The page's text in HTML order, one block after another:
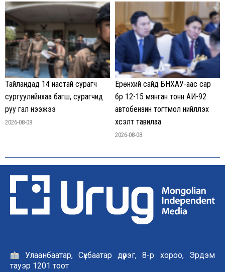
Тайландад 14 настай сурагч
сургуулийнхаа багш, сурагчид
руу гал нээжээ
2026-08-08
Ерөнхий сайд БНХАУ-аас сар
бүр 12-15 мянган тонн АИ-92
автобензин тогтмол нийлүүлэх
хүсэлт тавилаа
2026-08-08
Улаанбаатар, Сүхбаатар дүүрэг, 8-р хороо, Эрдэм
тауэр 1201 тоот